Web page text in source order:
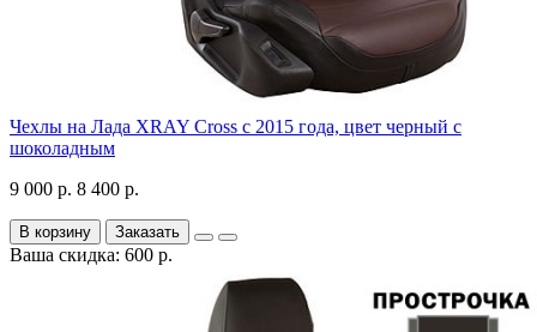
Чехлы на Лада XRAY Cross с 2015 года, цвет черный с
шоколадным
9 000 р. 8 400 р.
В корзину Заказать
Ваша скидка: 600 р.